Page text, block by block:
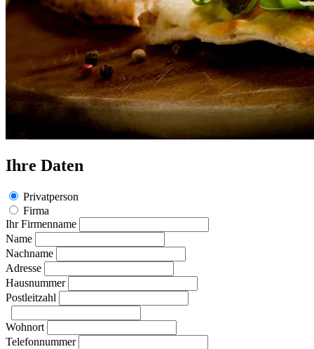
Ihre Daten
Privatperson
Firma
Ihr Firmenname
Name
Nachname
Adresse
Hausnummer
Postleitzahl
Wohnort
Telefonnummer